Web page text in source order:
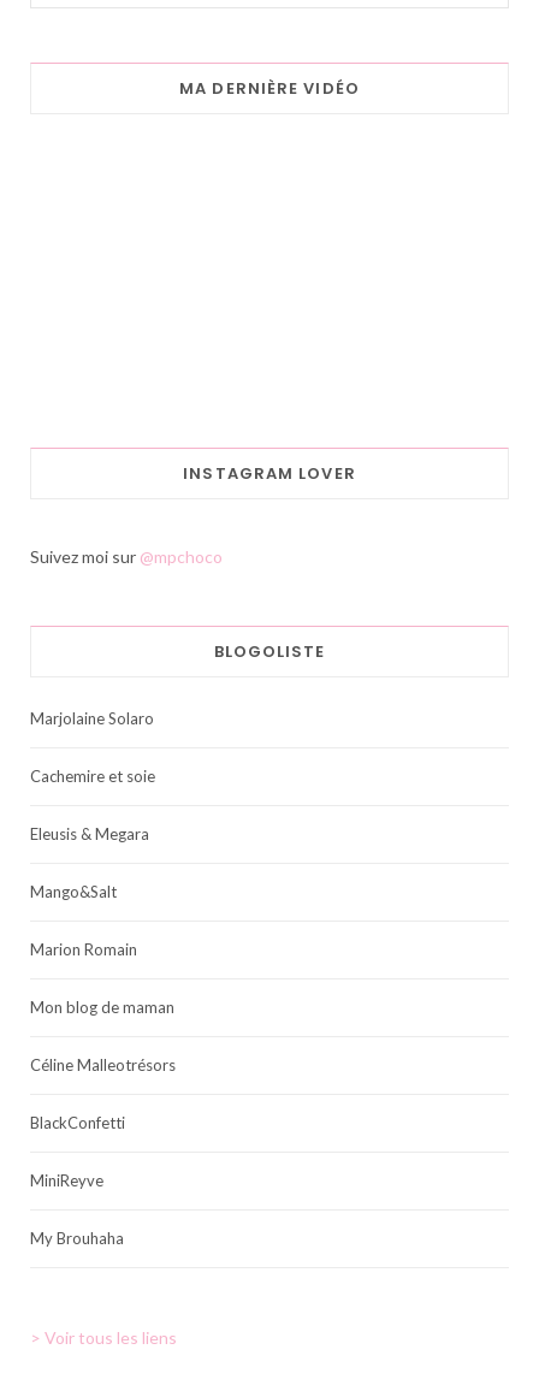
MA DERNIÈRE VIDÉO
INSTAGRAM LOVER
Suivez moi sur @mpchoco
BLOGOLISTE
Marjolaine Solaro
Cachemire et soie
Eleusis & Megara
Mango&Salt
Marion Romain
Mon blog de maman
Céline Malleotrésors
BlackConfetti
MiniReyve
My Brouhaha
> Voir tous les liens